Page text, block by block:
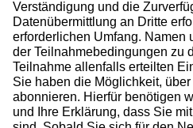
Verständigung und die
Datenübermittlung an Dritte
erforderlichen Umfang. Namen
der Teilnahmebedingungen zu
Teilnahme allenfalls erteilten
Sie haben die Möglichkeit,
abonnieren. Hierfür benötigen
und Ihre Erklärung, dass Sie